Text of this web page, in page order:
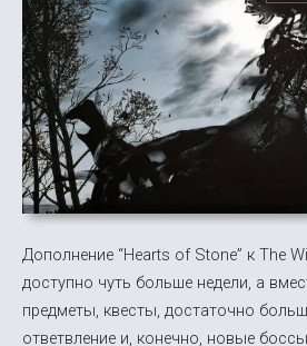
Дополнение “Hearts of Stone” к The
доступно чуть больше недели, а
предметы, квесты, достаточно
ответвление и, конечно, новые